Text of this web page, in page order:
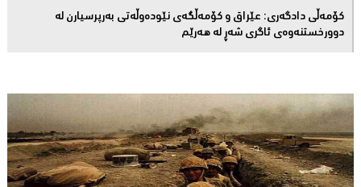
کۆمەڵى دادگەرى: عێراق و كۆمەڵگەی نێودەوڵەتی بەرپرسیارن لە
دوورخستنەوەى ئاگری شەڕ لە هەرێم